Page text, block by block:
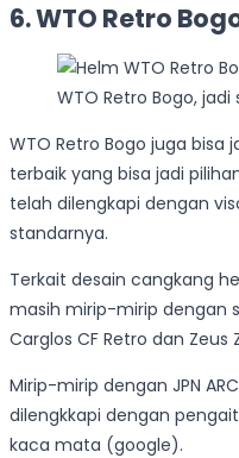
6. WTO Retro
WTO Retro Bogo,
WTO Retro Bogo juga bisa
terbaik yang bisa jadi
telah dilengkapi dengan
standarnya.
Terkait desain cangkang
masih mirip-mirip dengan
Carglos CF Retro dan Zeus
Mirip-mirip dengan JPN
dilengkkapi dengan
kaca mata (google).